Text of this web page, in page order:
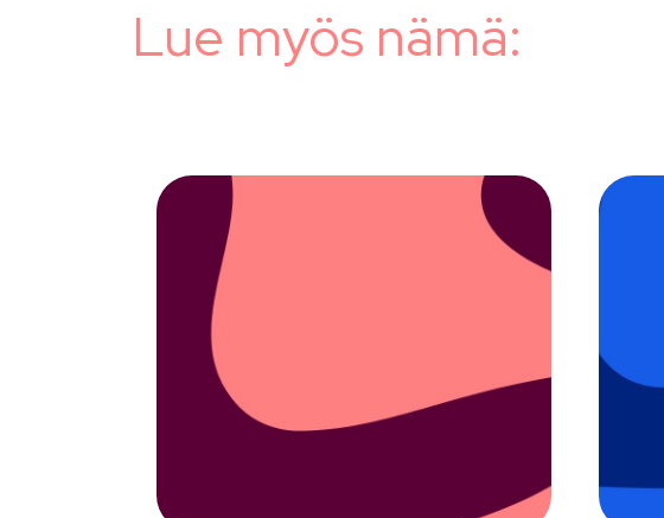
Lue myös nämä: